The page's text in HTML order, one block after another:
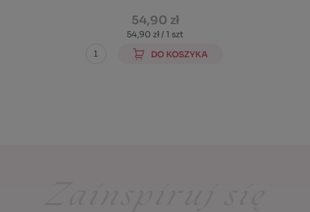
54,90 zł
54,90 zł / 1 szt
DO KOSZYKA